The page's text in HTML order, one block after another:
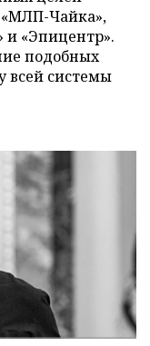
«МЛП-Чайка»,
и «Эпицентр».
подобных
всей системы